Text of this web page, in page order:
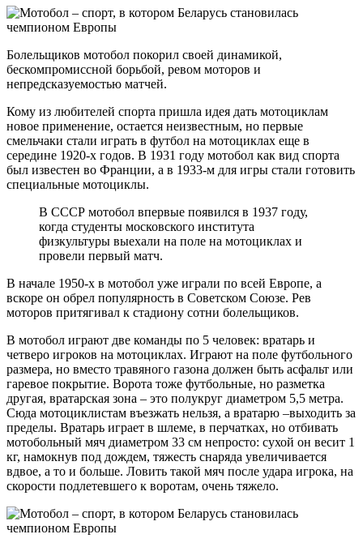
Болельщиков мотобол покорил своей динамикой,
бескомпромиссной борьбой, ревом моторов и
непредсказуемостью матчей.
Кому из любителей спорта пришла идея дать мотоциклам
новое применение, остается неизвестным, но первые
смельчаки стали играть в футбол на мотоциклах еще в
середине 1920-х годов. В 1931 году мотобол как вид спорта
был известен во Франции, а в 1933-м для игры стали готовить
специальные мотоциклы.
В СССР мотобол впервые появился в 1937 году,
когда студенты московского института
физкультуры выехали на поле на мотоциклах и
провели первый матч.
В начале 1950-х в мотобол уже играли по всей Европе, а
вскоре он обрел популярность в Советском Союзе. Рев
моторов притягивал к стадиону сотни болельщиков.
В мотобол играют две команды по 5 человек: вратарь и
четверо игроков на мотоциклах. Играют на поле футбольного
размера, но вместо травяного газона должен быть асфальт или
гаревое покрытие. Ворота тоже футбольные, но разметка
другая, вратарская зона – это полукруг диаметром 5,5 метра.
Сюда мотоциклистам въезжать нельзя, а вратарю –выходить за
пределы. Вратарь играет в шлеме, в перчатках, но отбивать
мотобольный мяч диаметром 33 см непросто: сухой он весит 1
кг, намокнув под дождем, тяжесть снаряда увеличивается
вдвое, а то и больше. Ловить такой мяч после удара игрока, на
скорости подлетевшего к воротам, очень тяжело.